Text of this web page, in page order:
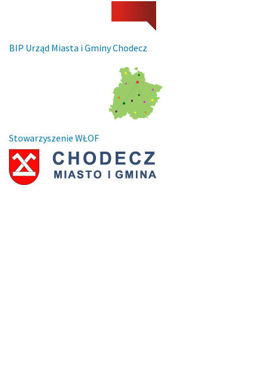
BIP Urząd Miasta i Gminy Chodecz
Stowarzyszenie WŁOF